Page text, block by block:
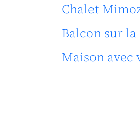
Chalet
Balcon sur
Maison avec